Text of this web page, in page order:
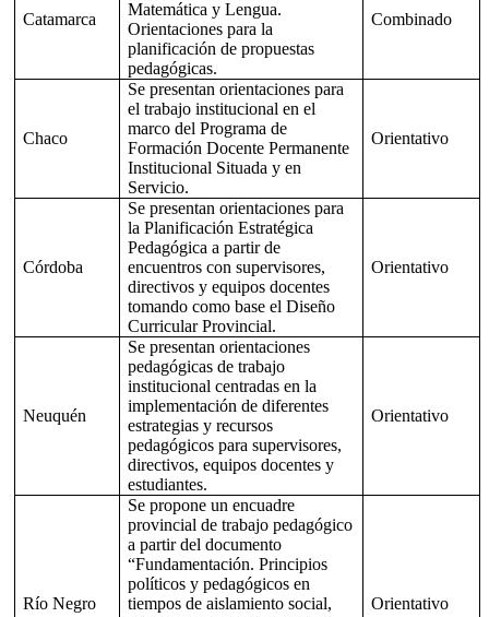
Catamarca
Matemática y Lengua.
Orientaciones para la
planificación de propuestas
pedagógicas.
Combinado
Chaco
Se presentan orientaciones para
el trabajo institucional en el
marco del Programa de
Formación Docente Permanente
Institucional Situada y en
Servicio.
Orientativo
Córdoba
Se presentan orientaciones para
la Planificación Estratégica
Pedagógica a partir de
encuentros con supervisores,
directivos y equipos docentes
tomando como base el Diseño
Curricular Provincial.
Orientativo
Neuquén
Se presentan orientaciones
pedagógicas de trabajo
institucional centradas en la
implementación de diferentes
estrategias y recursos
pedagógicos para supervisores,
directivos, equipos docentes y
estudiantes.
Orientativo
Río Negro
Se propone un encuadre
provincial de trabajo pedagógico
a partir del documento
“Fundamentación. Principios
políticos y pedagógicos en
tiempos de aislamiento social,
Orientativo